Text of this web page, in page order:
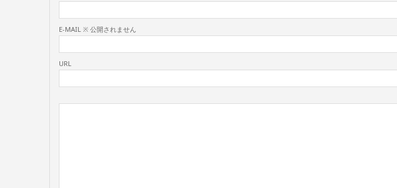
E-MAIL ※ 公開されません
URL